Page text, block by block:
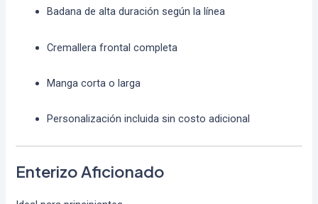
Badana de alta duración según la línea
Cremallera frontal completa
Manga corta o larga
Personalización incluida sin costo adicional
Enterizo Aficionado